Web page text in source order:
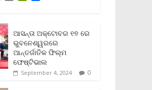
t
s
A
p
p
L
i
n
k
t
F
r
i
e
n
e
ଆସନ୍ତା ଅକ୍ଟୋବର ୧୭ ରେ
ଭୁବନେଶ୍ୱରରେ
ଆନ୍ତର୍ଜାତିକ ଫିଲ୍ମ
ଫେଷ୍ଟିଭାଲ
September 4, 2024 0